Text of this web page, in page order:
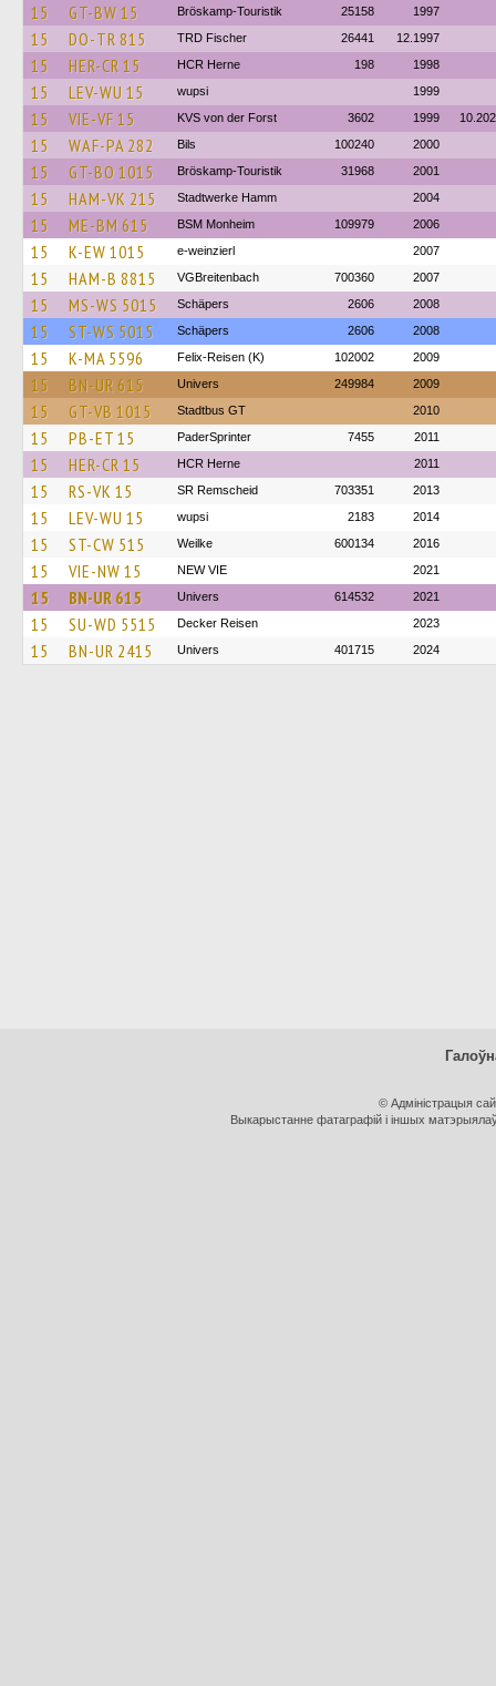
15 GT-BW 15 Bröskamp-Touristik 25158 1997
15 DO-TR 815 TRD Fischer 26441 12.1997
15 HER-CR 15 HCR Herne 198 1998
15 LEV-WU 15 wupsi 1999
15 VIE-VF 15 KVS von der Forst 3602 1999
15 WAF-PA 282 Bils 100240 2000
15 GT-BO 1015 Bröskamp-Touristik 31968 2001
15 HAM-VK 215 Stadtwerke Hamm 2004
15 ME-BM 615 BSM Monheim 109979 2006
15 K-EW 1015 e-weinzierl 2007
15 HAM-B 8815 VGBreitenbach 700360 2007
15 MS-WS 5015 Schäpers 2606 2008
15 ST-WS 5015 Schäpers 2606 2008
15 K-MA 5596 Felix-Reisen (K) 102002 2009
15 BN-UR 615 Univers 249984 2009
15 GT-VB 1015 Stadtbus GT 2010
15 PB-ET 15 PaderSprinter 7455 2011
15 HER-CR 15 HCR Herne 2011
15 RS-VK 15 SR Remscheid 703351 2013
15 LEV-WU 15 wupsi 2183 2014
15 ST-CW 515 Weilke 600134 2016
15 VIE-NW 15 NEW VIE 2021
15 BN-UR 615 Univers 614532 2021
15 SU-WD 5515 Decker Reisen 2023
15 BN-UR 2415 Univers 401715 2024
© Адміністрацыя
Выкарыстанне фатаграфій і іншых